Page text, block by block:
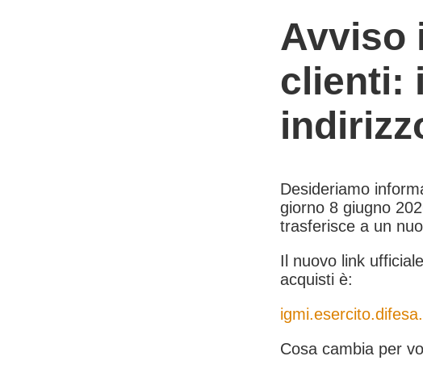
Avviso
clienti:
Desideriamo
giorno 8 giugno
trasferisce a un
Il nuovo link
acquisti è:
Cosa cambia per